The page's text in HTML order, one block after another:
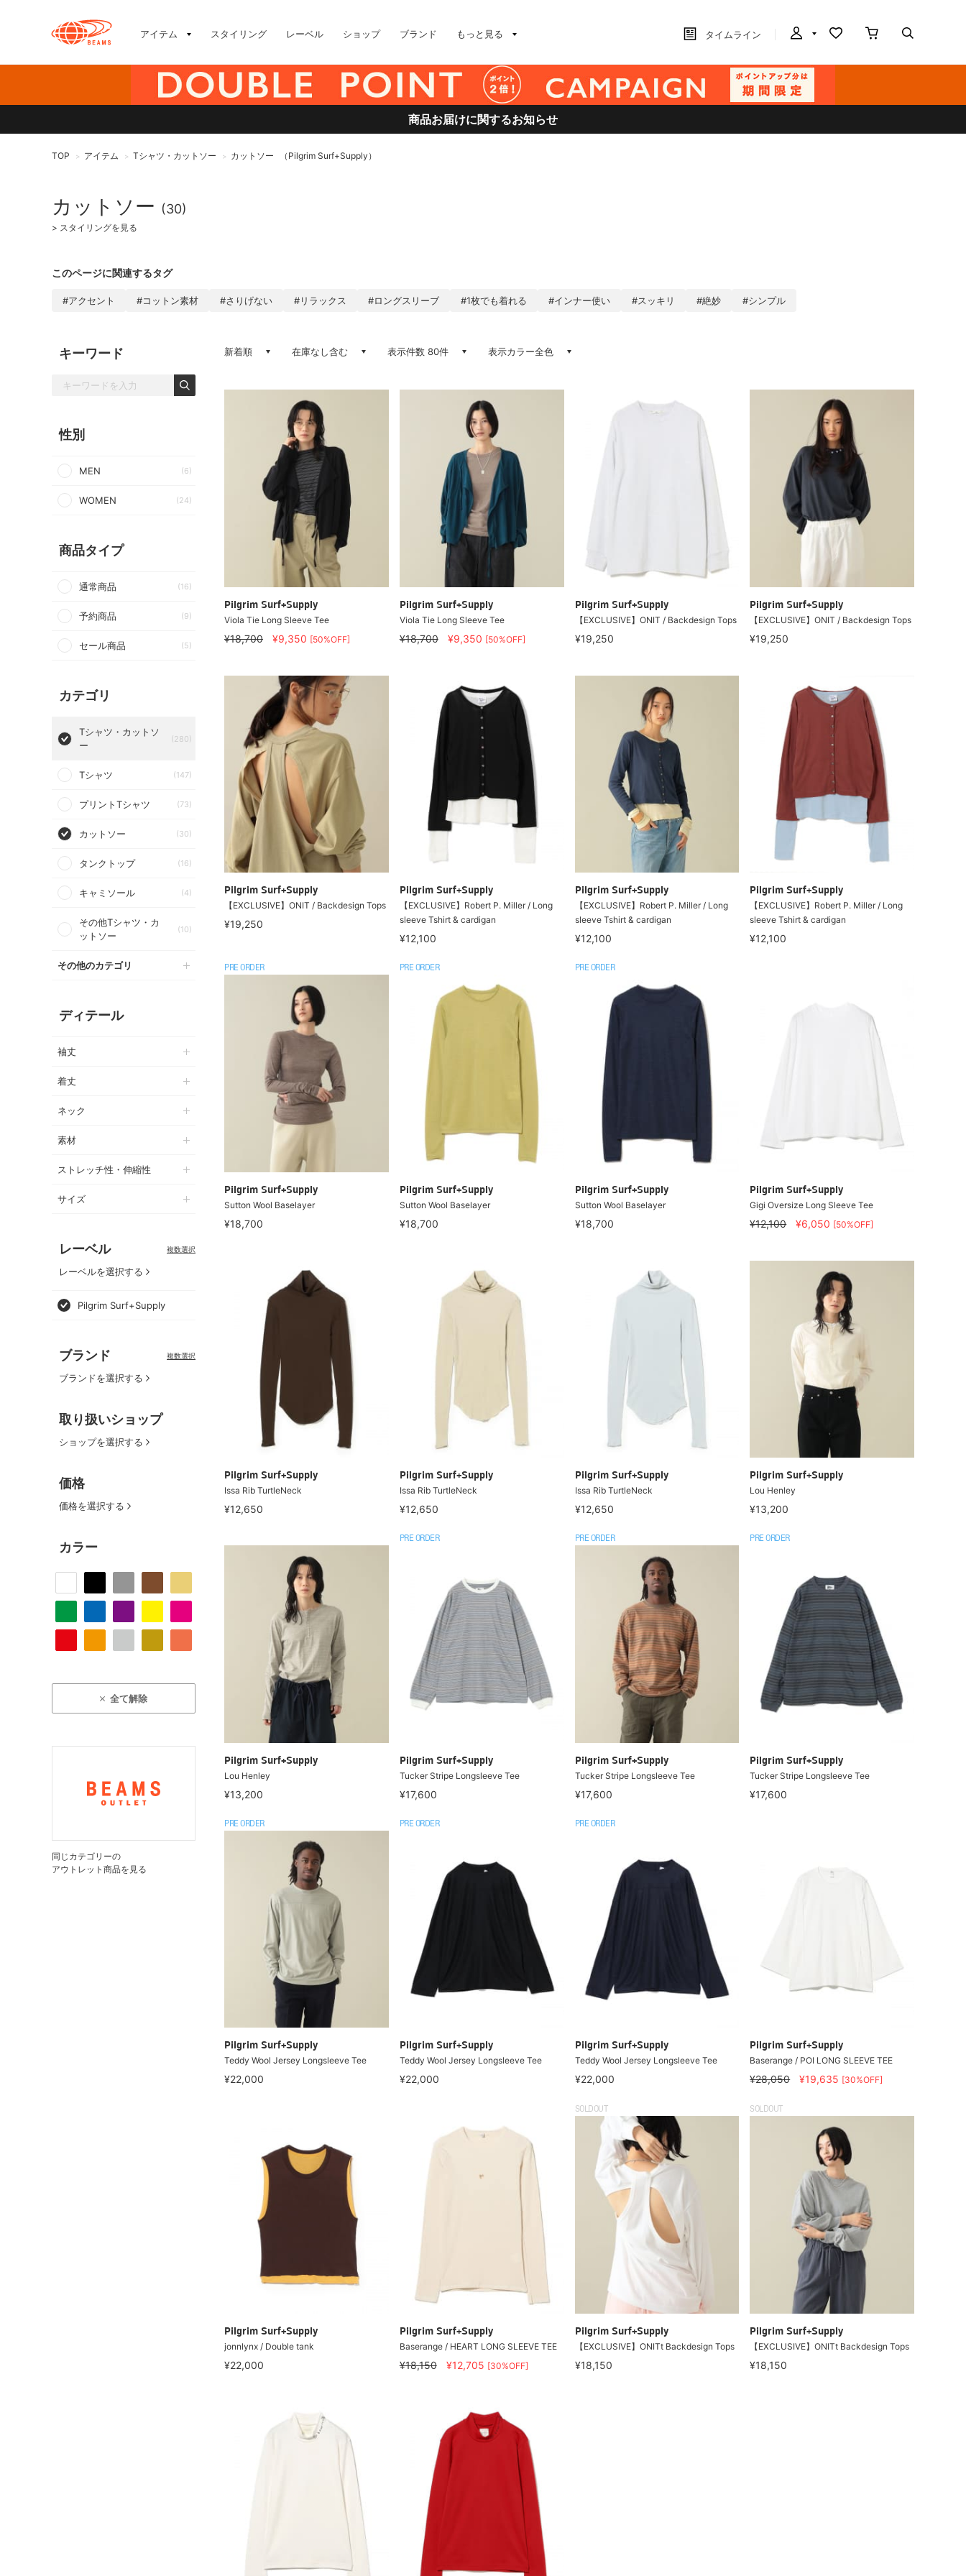
アイテム スタイリング レーベル ショップ ブランド もっと見る タイムライン
商品お届けに関するお知らせ
TOP > アイテム > Tシャツ・カットソー > カットソー （Pilgrim Surf+Supply）
カットソー (30)
> スタイリングを見る
このページに関連するタグ
#アクセント #コットン素材 #さりげない #リラックス #ロングスリーブ #1枚でも着れる #インナー使い #スッキリ #絶妙 #シンプル
キーワード
性別
MEN (6)
WOMEN (24)
商品タイプ
通常商品 (16)
予約商品 (9)
セール商品 (5)
カテゴリ
Tシャツ・カットソ
ー
(280)
Tシャツ (147)
プリントTシャツ (73)
カットソー (30)
タンクトップ (16)
キャミソール (4)
その他Tシャツ・カ
ットソー
(10)
その他のカテゴリ
ディテール
袖丈
着丈
ネック
素材
ストレッチ性・伸縮性
サイズ
レーベル 複数選択
レーベルを選択する
Pilgrim Surf+Supply
ブランド 複数選択
ブランドを選択する
取り扱いショップ
ショップを選択する
価格
価格を選択する
カラー
全て解除
同じカテゴリーの
アウトレット商品を見る
新着順 在庫なし含む 表示件数 80件 表示カラー全色
Pilgrim Surf+Supply
Viola Tie Long Sleeve Tee
¥18,700 ¥9,350 [50%OFF]
Pilgrim Surf+Supply
Viola Tie Long Sleeve Tee
¥18,700 ¥9,350 [50%OFF]
Pilgrim Surf+Supply
【EXCLUSIVE】ONIT / Backdesign Tops
¥19,250
Pilgrim Surf+Supply
【EXCLUSIVE】ONIT / Backdesign Tops
¥19,250
Pilgrim Surf+Supply
【EXCLUSIVE】ONIT / Backdesign Tops
¥19,250
Pilgrim Surf+Supply
【EXCLUSIVE】Robert P. Miller / Long
sleeve Tshirt & cardigan
¥12,100
Pilgrim Surf+Supply
【EXCLUSIVE】Robert P. Miller / Long
sleeve Tshirt & cardigan
¥12,100
Pilgrim Surf+Supply
【EXCLUSIVE】Robert P. Miller / Long
sleeve Tshirt & cardigan
¥12,100
PRE ORDER
Pilgrim Surf+Supply
Sutton Wool Baselayer
¥18,700
PRE ORDER
Pilgrim Surf+Supply
Sutton Wool Baselayer
¥18,700
PRE ORDER
Pilgrim Surf+Supply
Sutton Wool Baselayer
¥18,700
Pilgrim Surf+Supply
Gigi Oversize Long Sleeve Tee
¥12,100 ¥6,050 [50%OFF]
Pilgrim Surf+Supply
Issa Rib TurtleNeck
¥12,650
Pilgrim Surf+Supply
Issa Rib TurtleNeck
¥12,650
Pilgrim Surf+Supply
Issa Rib TurtleNeck
¥12,650
Pilgrim Surf+Supply
Lou Henley
¥13,200
Pilgrim Surf+Supply
Lou Henley
¥13,200
PRE ORDER
Pilgrim Surf+Supply
Tucker Stripe Longsleeve Tee
¥17,600
PRE ORDER
Pilgrim Surf+Supply
Tucker Stripe Longsleeve Tee
¥17,600
PRE ORDER
Pilgrim Surf+Supply
Tucker Stripe Longsleeve Tee
¥17,600
PRE ORDER
Pilgrim Surf+Supply
Teddy Wool Jersey Longsleeve Tee
¥22,000
PRE ORDER
Pilgrim Surf+Supply
Teddy Wool Jersey Longsleeve Tee
¥22,000
PRE ORDER
Pilgrim Surf+Supply
Teddy Wool Jersey Longsleeve Tee
¥22,000
Pilgrim Surf+Supply
Baserange / POI LONG SLEEVE TEE
¥28,050 ¥19,635 [30%OFF]
Pilgrim Surf+Supply
jonnlynx / Double tank
¥22,000
Pilgrim Surf+Supply
Baserange / HEART LONG SLEEVE TEE
¥18,150 ¥12,705 [30%OFF]
SOLDOUT
Pilgrim Surf+Supply
【EXCLUSIVE】ONITt Backdesign Tops
¥18,150
SOLDOUT
Pilgrim Surf+Supply
【EXCLUSIVE】ONITt Backdesign Tops
¥18,150